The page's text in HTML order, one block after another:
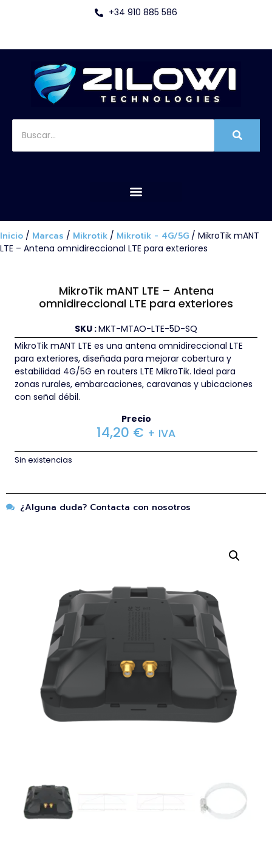
+34 910 885 586
Inicio / Marcas / Mikrotik / Mikrotik - 4G/5G / MikroTik mANT
LTE – Antena omnidireccional LTE para exteriores
MikroTik mANT LTE – Antena
omnidireccional LTE para exteriores
SKU :MKT-MTAO-LTE-5D-SQ
MikroTik mANT LTE es una antena omnidireccional LTE
para exteriores, diseñada para mejorar cobertura y
estabilidad 4G/5G en routers LTE MikroTik. Ideal para
zonas rurales, embarcaciones, caravanas y ubicaciones
con señal débil.
Precio
14,20 € + IVA
Sin existencias
¿Alguna duda? Contacta con nosotros